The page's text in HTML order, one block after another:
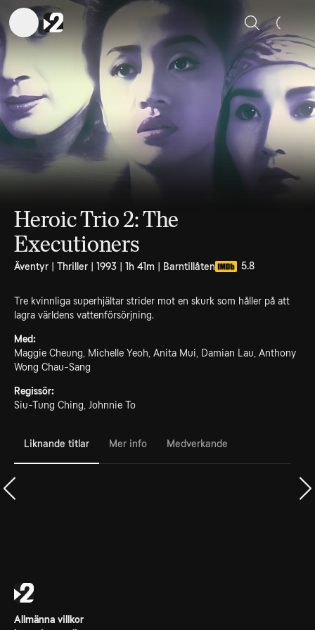
Sök
Heroic Trio 2: The
Executioners
Äventyr | Thriller | 1993 | 1h 41m | Barntillåten 5.8
Tre kvinnliga superhjältar strider mot en skurk som håller på att
lagra världens vattenförsörjning.
Med:
Maggie Cheung, Michelle Yeoh, Anita Mui, Damian Lau, Anthony
Wong Chau-Sang
Regissör:
Siu-Tung Ching, Johnnie To
Liknande titlar Mer info Medverkande
Allmänna villkor